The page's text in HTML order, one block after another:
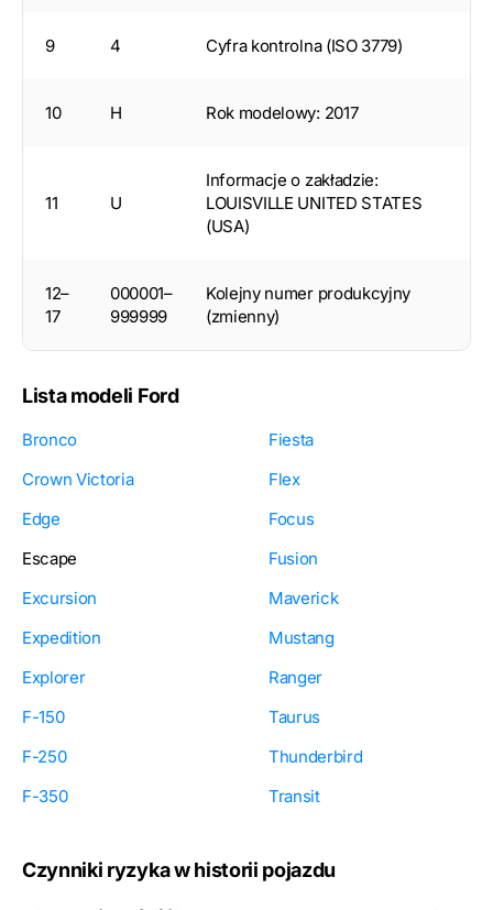
9 4 Cyfra kontrolna (ISO 3779)
10 H Rok modelowy: 2017
11 U
Informacje o zakładzie:
LOUISVILLE UNITED STATES
(USA)
12–
17
000001–
999999
Kolejny numer produkcyjny
(zmienny)
Lista modeli Ford
Bronco
Crown Victoria
Edge
Escape
Excursion
Expedition
Explorer
F-150
F-250
F-350
Fiesta
Flex
Focus
Fusion
Maverick
Mustang
Ranger
Taurus
Thunderbird
Transit
Czynniki ryzyka w historii pojazdu